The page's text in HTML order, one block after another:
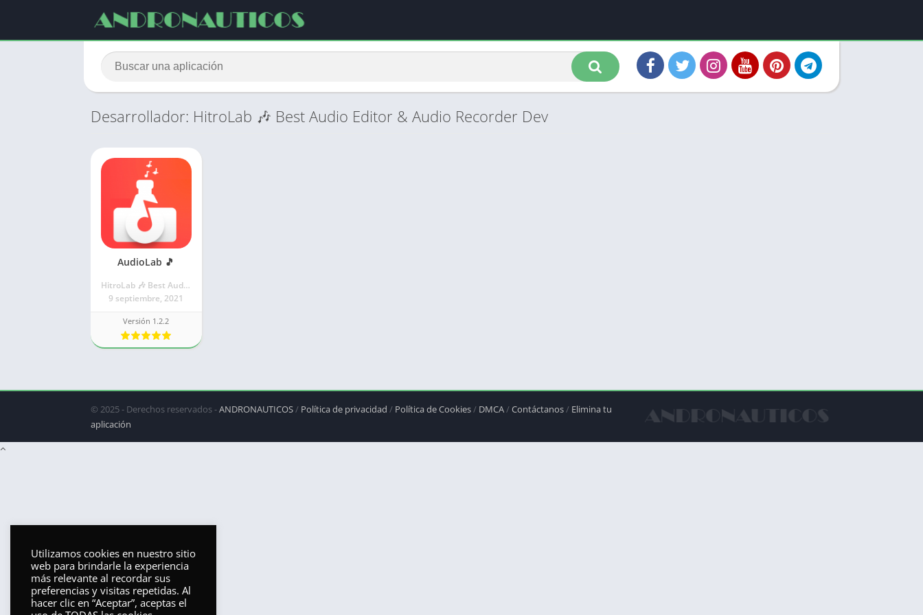
Desarrollador: HitroLab 🎶 Best Audio Editor & Audio Recorder Dev
AudioLab 🎵
HitroLab 🎶 Best Audio Editor & Audio Recorder Dev
9 septiembre, 2021
Versión 1.2.2
© 2025 - Derechos reservados -ANDRONAUTICOS / Política de privacidad / Política de Cookies / DMCA /Contáctanos / Elimina tu
aplicación
Utilizamos cookies en nuestro sitio
web para brindarle la experiencia
más relevante al recordar sus
preferencias y visitas repetidas. Al
hacer clic en “Aceptar”, aceptas el